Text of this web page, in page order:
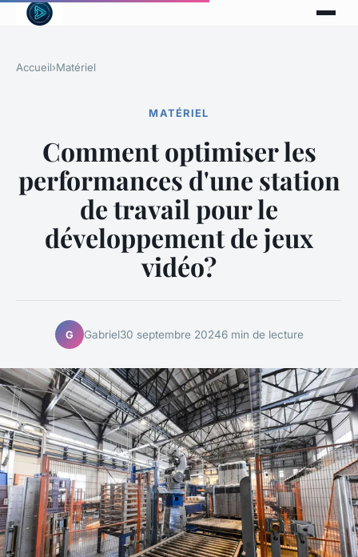
Accueil›Matériel
MATÉRIEL
Comment optimiser les
performances d'une station
de travail pour le
développement de jeux
vidéo?
G Gabriel30 septembre 20246 min de lecture